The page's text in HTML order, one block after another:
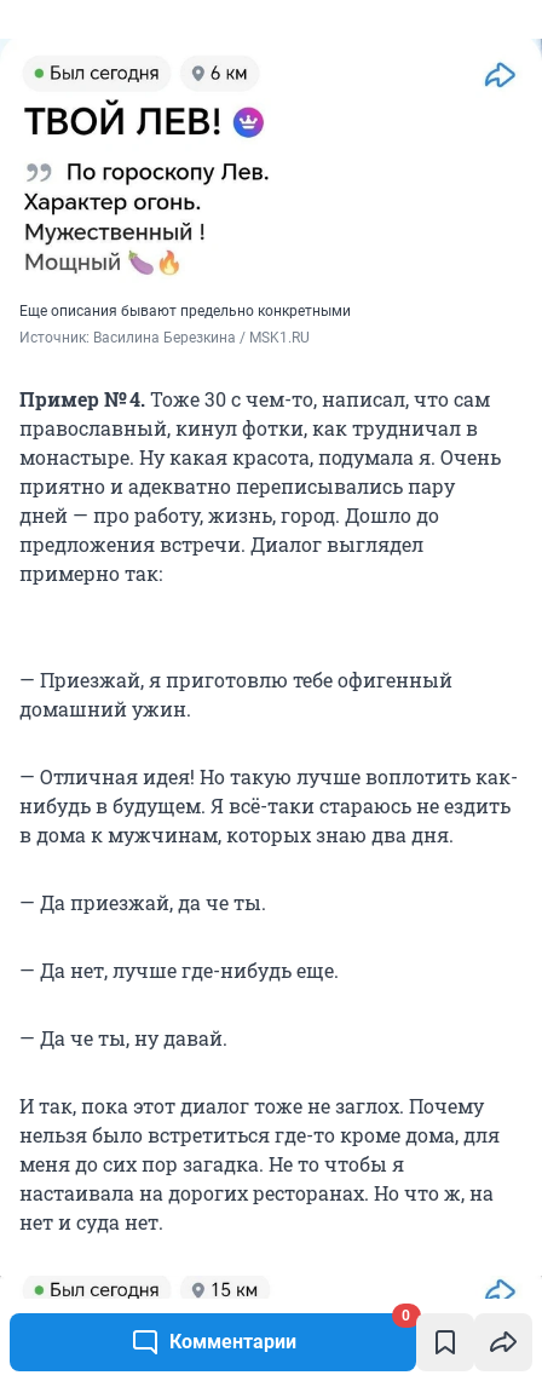
Комментарии
0
Еще описания бывают предельно конкретными
Источник: Василина Березкина / MSK1.RU
Пример № 4.Тоже 30 с чем-то, написал, что сам
православный, кинул фотки, как трудничал в
монастыре. Ну какая красота, подумала я. Очень
приятно и адекватно переписывались пару
дней — про работу, жизнь, город. Дошло до
предложения встречи. Диалог выглядел
примерно так:
— Приезжай, я приготовлю тебе офигенный
домашний ужин.
— Отличная идея! Но такую лучше воплотить как-
нибудь в будущем. Я всё-таки стараюсь не ездить
в дома к мужчинам, которых знаю два дня.
— Да приезжай, да че ты.
— Да нет, лучше где-нибудь еще.
— Да че ты, ну давай.
И так, пока этот диалог тоже не заглох. Почему
нельзя было встретиться где-то кроме дома, для
меня до сих пор загадка. Не то чтобы я
настаивала на дорогих ресторанах. Но что ж, на
нет и суда нет.